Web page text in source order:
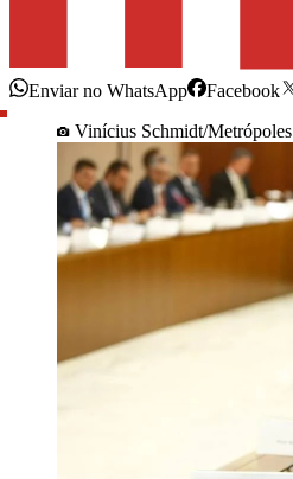
Enviar no WhatsApp Facebook
Vinícius Schmidt/Metrópoles